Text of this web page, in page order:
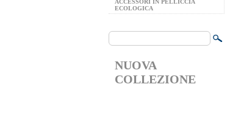
ACCESSORI IN PELLICCIA
ECOLOGICA
NUOVA
COLLEZIONE